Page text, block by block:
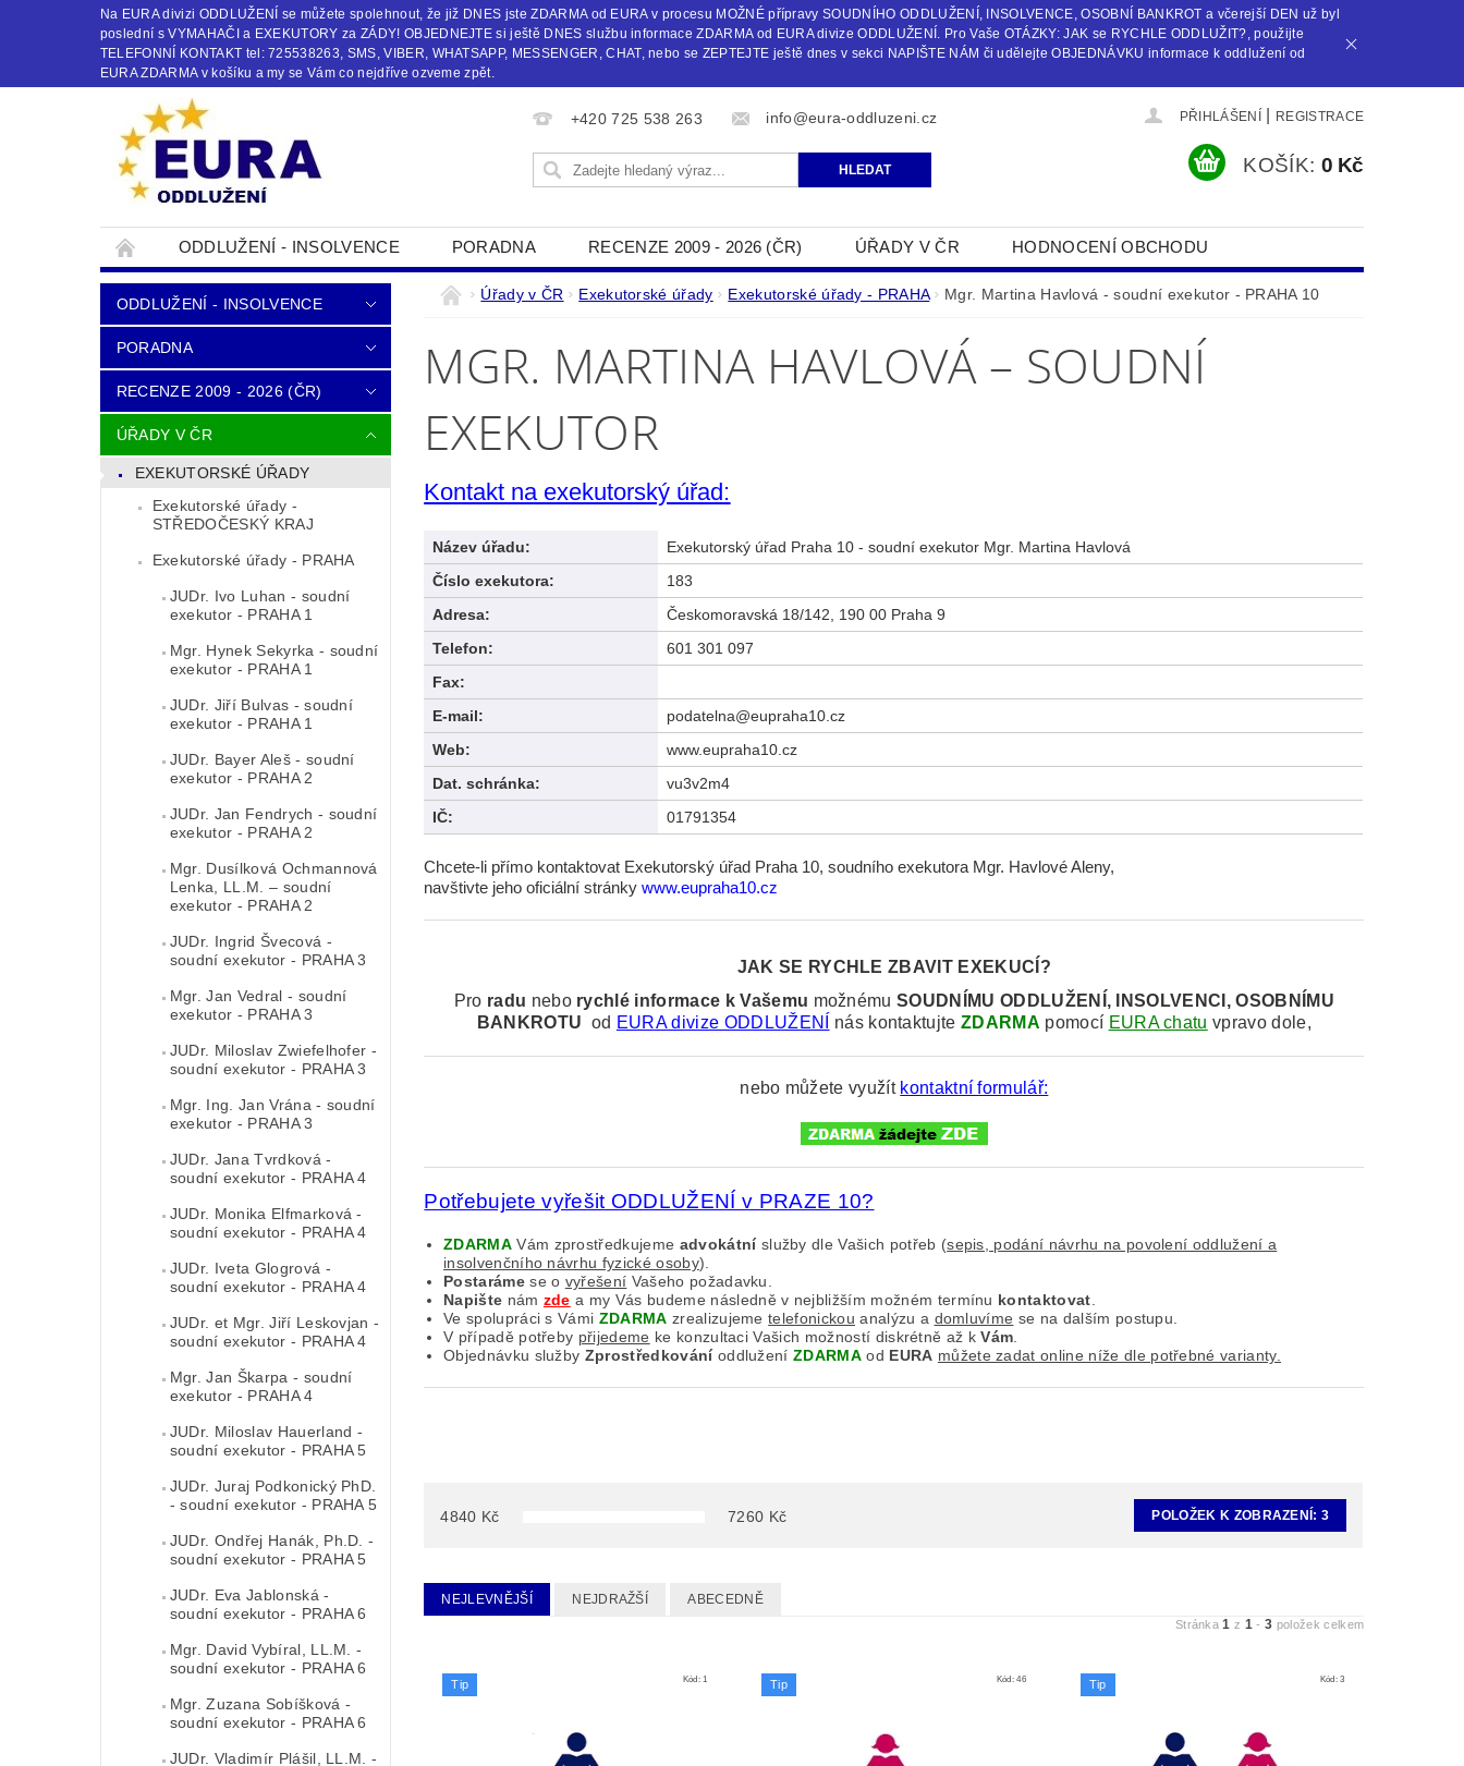
Na EURA divizi ODDLUŽENÍ se můžete spolehnout, že již DNES jste ZDARMA od EURA v procesu MOŽNÉ přípravy SOUDNÍHO ODDLUŽENÍ, INSOLVENCE, OSOBNÍ BANKROT a včerejší DEN už byl
poslední s VYMAHAČI a EXEKUTORY za ZÁDY! OBJEDNEJTE si ještě DNES službu informace ZDARMA od EURA divize ODDLUŽENÍ. Pro Vaše OTÁZKY: JAK se RYCHLE ODDLUŽIT?, použijte
TELEFONNÍ KONTAKT tel: 725538263, SMS, VIBER, WHATSAPP, MESSENGER, CHAT, nebo se ZEPTEJTE ještě dnes v sekci NAPIŠTE NÁM či udělejte OBJEDNÁVKU informace k oddlužení od
EURA ZDARMA v košíku a my se Vám co nejdříve ozveme zpět.
+420 725 538 263 info@eura-oddluzeni.cz PŘIHLÁŠENÍ REGISTRACE
KOŠÍK: 0 Kč
ODDLUŽENÍ - INSOLVENCE PORADNA RECENZE 2009 - 2026 (ČR) ÚŘADY V ČR HODNOCENÍ OBCHODU
OBCHODNÍ PODMÍNKY KONTAKTY NAPIŠTE NÁM
ODDLUŽENÍ - INSOLVENCE
PORADNA
RECENZE 2009 - 2026 (ČR)
ÚŘADY V ČR
EXEKUTORSKÉ ÚŘADY
Exekutorské úřady -
STŘEDOČESKÝ KRAJ
Exekutorské úřady - PRAHA
JUDr. Ivo Luhan - soudní
exekutor - PRAHA 1
Mgr. Hynek Sekyrka - soudní
exekutor - PRAHA 1
JUDr. Jiří Bulvas - soudní
exekutor - PRAHA 1
JUDr. Bayer Aleš - soudní
exekutor - PRAHA 2
JUDr. Jan Fendrych - soudní
exekutor - PRAHA 2
Mgr. Dusílková Ochmannová
Lenka, LL.M. – soudní
exekutor - PRAHA 2
JUDr. Ingrid Švecová -
soudní exekutor - PRAHA 3
Mgr. Jan Vedral - soudní
exekutor - PRAHA 3
JUDr. Miloslav Zwiefelhofer -
soudní exekutor - PRAHA 3
Mgr. Ing. Jan Vrána - soudní
exekutor - PRAHA 3
JUDr. Jana Tvrdková -
soudní exekutor - PRAHA 4
JUDr. Monika Elfmarková -
soudní exekutor - PRAHA 4
JUDr. Iveta Glogrová -
soudní exekutor - PRAHA 4
JUDr. et Mgr. Jiří Leskovjan -
soudní exekutor - PRAHA 4
Mgr. Jan Škarpa - soudní
exekutor - PRAHA 4
JUDr. Miloslav Hauerland -
soudní exekutor - PRAHA 5
JUDr. Juraj Podkonický PhD.
- soudní exekutor - PRAHA 5
JUDr. Ondřej Hanák, Ph.D. -
soudní exekutor - PRAHA 5
JUDr. Eva Jablonská -
soudní exekutor - PRAHA 6
Mgr. David Vybíral, LL.M. -
soudní exekutor - PRAHA 6
Mgr. Zuzana Sobíšková -
soudní exekutor - PRAHA 6
JUDr. Vladimír Plášil, LL.M. -
Úřady v ČR Exekutorské úřady Exekutorské úřady - PRAHA Mgr. Martina Havlová - soudní exekutor - PRAHA 10
MGR. MARTINA HAVLOVÁ – SOUDNÍ
EXEKUTOR
Kontakt na exekutorský úřad:
Název úřadu:
Exekutorský úřad Praha 10 - soudní exekutor Mgr. Martina Havlová
Číslo exekutora:
183
Adresa:
Českomoravská 18/142, 190 00 Praha 9
Telefon:
601 301 097
Fax:
E-mail:
podatelna@eupraha10.cz
Web:
www.eupraha10.cz
Dat. schránka:
vu3v2m4
IČ:
01791354
Chcete-li přímo kontaktovat Exekutorský úřad Praha 10, soudního exekutora Mgr. Havlové Aleny,
navštivte jeho oficiální stránkywww.eupraha10.cz
JAK SE RYCHLE ZBAVIT EXEKUCÍ?
Pro radu nebo rychlé informace k Vašemu možnémuSOUDNÍMU ODDLUŽENÍ, INSOLVENCI, OSOBNÍMU
BANKROTU od EURA divize ODDLUŽENÍ nás kontaktujteZDARMA pomocí EURA chatu vpravo dole,
nebo můžete využít kontaktní formulář:
Potřebujete vyřešit ODDLUŽENÍ v PRAZE 10?
ZDARMAVám zprostředkujeme advokátníslužby dle Vašich potřeb (sepis, podání návrhu na povolení oddlužení a
insolvenčního návrhu fyzické osoby).
Postarámese o vyřešení Vašeho požadavku.
Napište nám zde a my Vás budeme následně v nejbližším možném termínu kontaktovat
Ve spolupráci s Vámi ZDARMA zrealizujemetelefonickou analýzu a domluvíme se na dalším postupu.
V případě potřeby přijedeme ke konzultaci Vašich možností diskrétně až kVám
Objednávku služby ZprostředkováníoddluženíZDARMA od EURA můžete zadat online níže dle potřebné varianty.
4840 Kč 7260 Kč POLOŽEK K ZOBRAZENÍ:3
NEJLEVNĚJŠÍ NEJDRAŽŠÍ ABECEDNĚ
Stránka1 z 1 -3 položek celkem
Tip Kód:1 Tip Kód:46 Tip Kód:3